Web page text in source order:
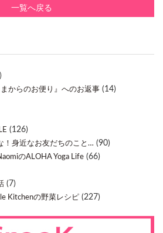
一覧へ戻る
からのお便り』へのお返事 (14)
(126)
！身近なお友だちのこと… (90)
のALOHA Yoga Life (66)
(7)
Kitchenの野菜レシピ (227)